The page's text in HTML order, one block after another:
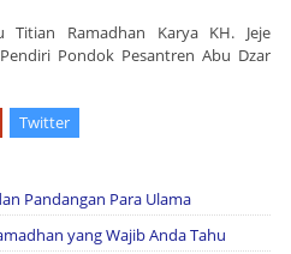
Ramadhan Karya KH. Jeje
Pondok Pesantren Abu Dzar
Twitter
Pandangan Para Ulama
yang Wajib Anda Tahu